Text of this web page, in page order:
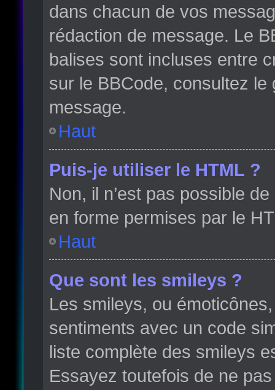
dans chacun de vos
rédaction de message. Le
balises sont incluses entre
sur le BBCode, consultez
message.
Haut
Puis-je utiliser le HTML ?
Non, il n’est pas possible
en forme permises par le
Haut
Que sont les smileys ?
Les smileys, ou
sentiments avec un code
liste complète des smileys
Essayez toutefois de ne